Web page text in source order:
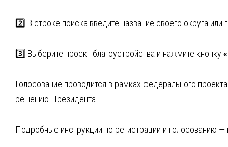
2️⃣ В строке поиска введите название своего округа или
3️⃣ Выберите проект благоустройства и нажмите кнопку
Голосование проводится в рамках федерального
решению Президента.
Подробные инструкции по регистрации и голосованию —